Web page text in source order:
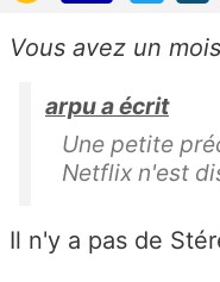
Vous avez un
arpu a écrit
Une petite
Netflix n'est
Il n'y a pas de